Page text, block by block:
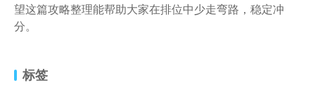
望这篇攻略整理能帮助大家在排位中少走弯路，稳定冲
分。
标签